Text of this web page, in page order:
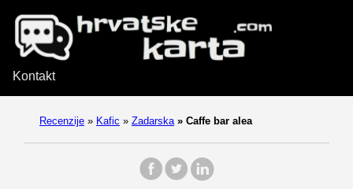
Kontakt
Recenzije » Kafic » Zadarska » Caffe bar alea